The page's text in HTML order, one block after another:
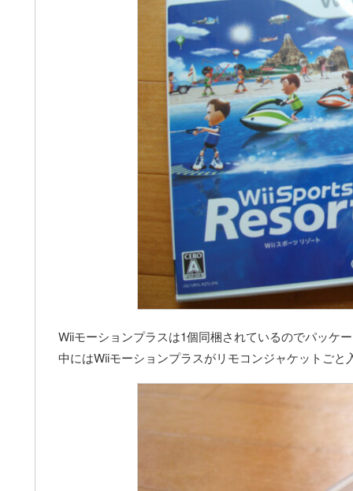
Wiiモーションプラスは1個同梱されているのでパッケ
中にはWiiモーションプラスがリモコンジャケットごと